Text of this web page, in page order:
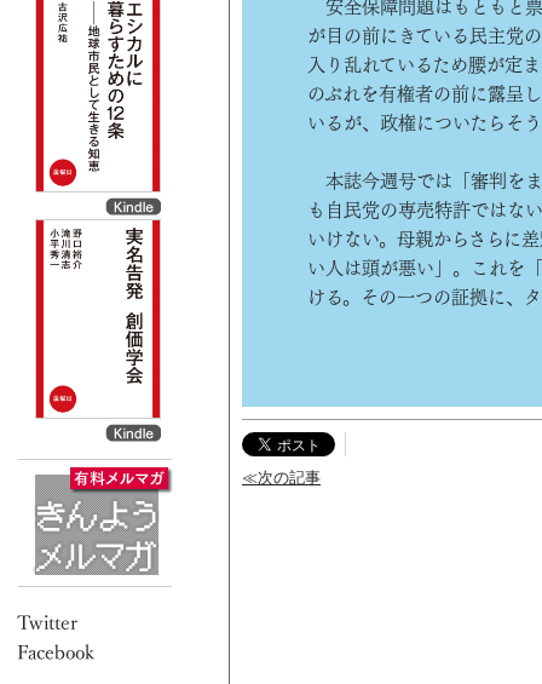
安全保障問題はもともと
が目の前にきている民主党
入り乱れているため腰が定
のぶれを有権者の前に露呈
いるが、政権についたらそ
本誌今週号では「審判を
も自民党の専売特許ではな
いけない。母親からさらに
い人は頭が悪い」。これを
ける。その一つの証拠に、
≪次の記事